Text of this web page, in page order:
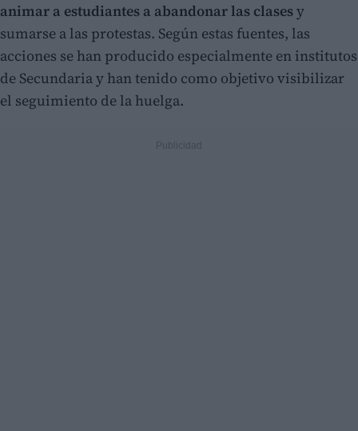
animar a estudiantes a abandonar las clasesy
sumarse a las protestas. Según estas fuentes, las
acciones se han producido especialmente en institutos
de Secundaria y han tenido como objetivo visibilizar
el seguimiento de la huelga.